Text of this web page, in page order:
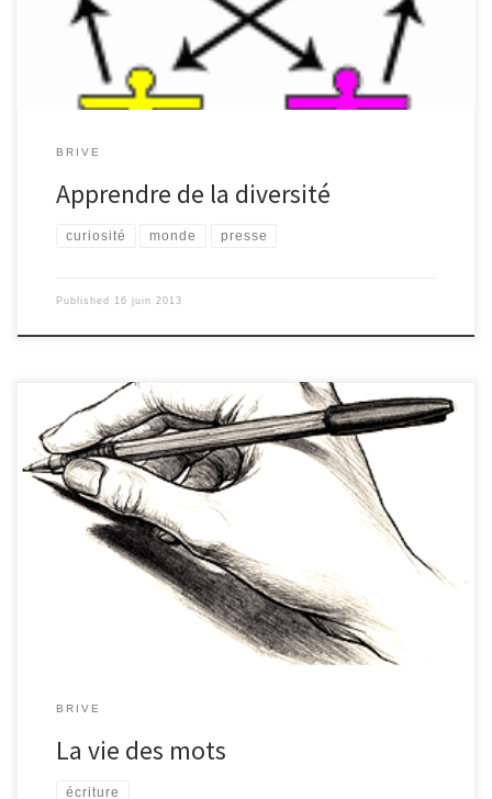
lisent, qui lisent notre blog. Notre journée E- reporter, à Tulle, au
Conseil Général, a permis d’échanger avec d’autres élèves du
Collège […]
BRIVE
Apprendre de la diversité
curiosité monde presse
Published 16 juin 2013
« L’écriture transporte d’un sens à l’autre la pensée. La parole
communique la pensée de la bouche à l’oreille par le son ;
l’écriture saisit le son insaisissable au passage, le transforme en
signes ou en lettres, et communique ainsi la pensée de la main
aux yeux. » Alphonse de Lamartine Cette année aura sans doute
était l’une des meilleures de nos années collège. Tout simplement
parce que c’était notre dernière. On aura appris et acquis tant de
connaissances, mais […]
BRIVE
La vie des mots
écriture